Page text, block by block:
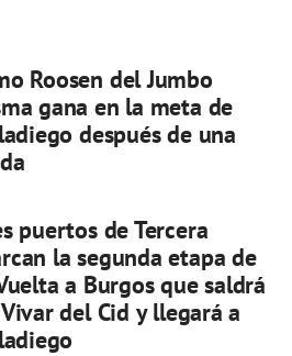
Roosen del Jumbo
gana en la meta de
después de una
puertos de Tercera
la segunda etapa de
a Burgos que saldrá
del Cid y llegará a